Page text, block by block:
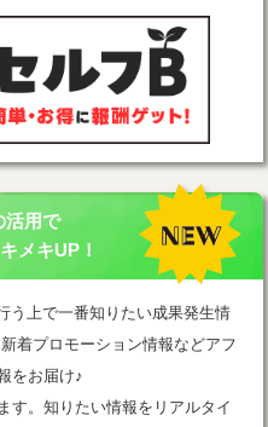
活用で
メキUP！
う上で一番知りたい成果発生情
着プロモーション情報などアフ
をお届け♪
す。知りたい情報をリアルタイ